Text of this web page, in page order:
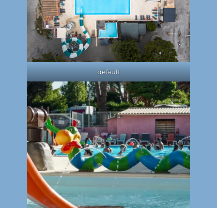
default